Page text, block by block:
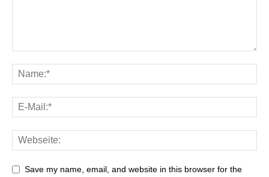
Save my name, email, and website in this browser for the